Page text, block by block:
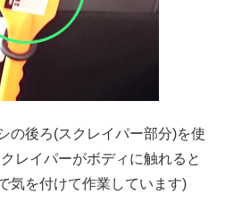
の後ろ(スクレイパー部分)を使
レイパーがボディに触れると
気を付けて作業しています)